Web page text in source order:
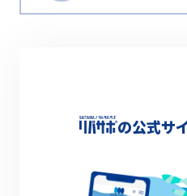
その他
の公式サ